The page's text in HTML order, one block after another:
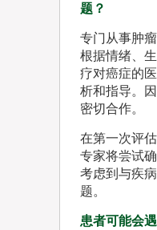
题？
专门从事肿
根据情绪、
疗对癌症的
析和指导。
密切合作。
在第一次评
专家将尝试
考虑到与疾
题。
患者可能会